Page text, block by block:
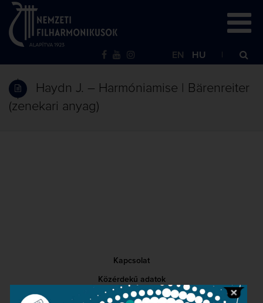
EN HU
Haydn J. – Harmóniamise | Bärenreiter
(zenekari anyag)
Kapcsolat
Közérdekű adatok
Sajtószoba